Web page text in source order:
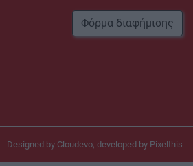
Φόρμα διαφήμισης
Designed by Cloudevo, developed by Pixelthis